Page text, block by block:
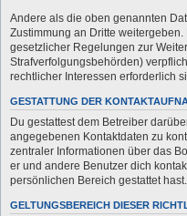
Andere als die oben genannten
Zustimmung an Dritte
gesetzlicher Regelungen zur
Strafverfolgungsbehörden)
rechtlicher Interessen erforderlich
GESTATTUNG DER
Du gestattest dem Betreiber
angegebenen Kontaktdaten zu
zentraler Informationen über das
er und andere Benutzer dich
persönlichen Bereich gestattet hast.
GELTUNGSBEREICH DIESER